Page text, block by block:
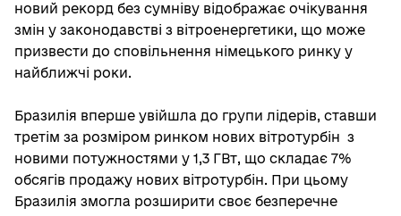
новий рекорд без сумніву відображає очікування
змін у законодавстві з вітроенергетики, що може
призвести до сповільнення німецького ринку у
найближчі роки.
Бразилія вперше увійшла до групи лідерів, ставши
третім за розміром ринком нових вітротурбін з
новими потужностями у 1,3 ГВт, що складає 7%
обсягів продажу нових вітротурбін. При цьому
Бразилія змогла розширити своє безперечне